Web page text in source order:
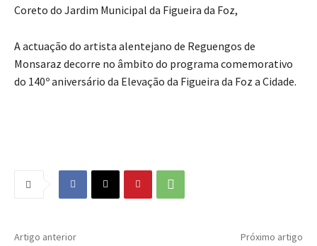
Coreto do Jardim Municipal da Figueira da Foz,
A actuação do artista alentejano de Reguengos de
Monsaraz decorre no âmbito do programa comemorativo
do 140º aniversário da Elevação da Figueira da Foz a Cidade.
Artigo anterior Próximo artigo